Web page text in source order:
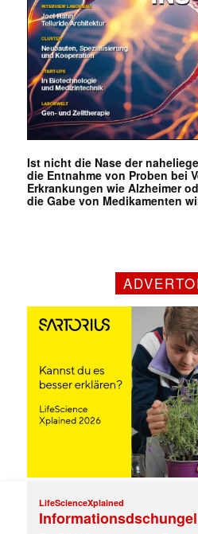
Mit dem
jede Woche
E-
Ist nicht die Nase der
die Entnahme von Proben bei
Erkrankungen wie Alzheimer
die Gabe von Medikamenten
LifeScienceXplained